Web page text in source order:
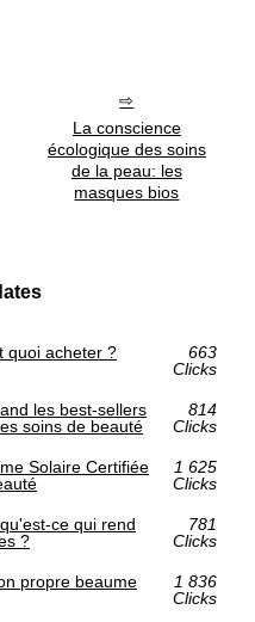
La conscience
écologique des soins
de la peau: les
masques bios
quoi acheter ?
663
Clicks
les best-sellers
soins de beauté
814
Clicks
Solaire Certifiée
1 625
Clicks
ce qui rend
?
781
Clicks
propre beaume
1 836
Clicks